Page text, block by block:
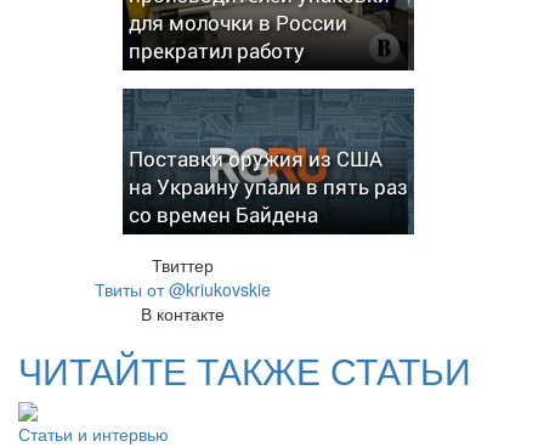
для молочки в России
прекратил работу
Поставки оружия из США
на Украину упали в пять раз
со времен Байдена
Твиттер
Твиты от @kriukovskie
В контакте
ЧИТАЙТЕ ТАКЖЕ СТАТЬИ
Статьи и интервью